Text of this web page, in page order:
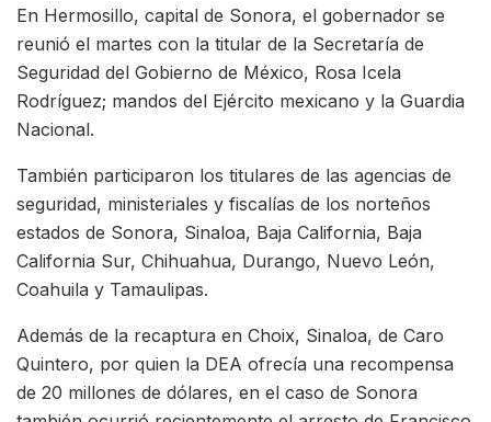
En Hermosillo, capital de Sonora, el gobernador se
reunió el martes con la titular de la Secretaría de
Seguridad del Gobierno de México, Rosa Icela
Rodríguez; mandos del Ejército mexicano y la Guardia
Nacional.
También participaron los titulares de las agencias de
seguridad, ministeriales y fiscalías de los norteños
estados de Sonora, Sinaloa, Baja California, Baja
California Sur, Chihuahua, Durango, Nuevo León,
Coahuila y Tamaulipas.
Además de la recaptura en Choix, Sinaloa, de Caro
Quintero, por quien la DEA ofrecía una recompensa
de 20 millones de dólares, en el caso de Sonora